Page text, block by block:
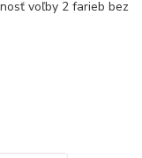
voľby 2 farieb bez